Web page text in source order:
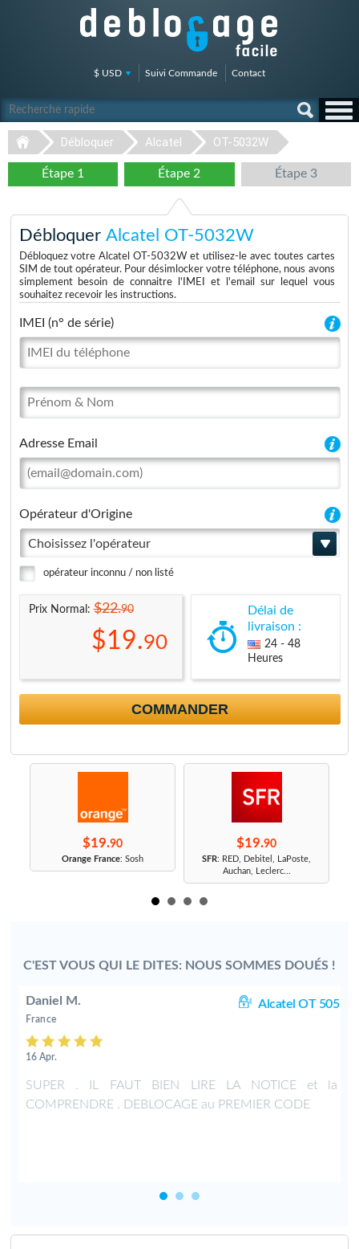
$ USD Suivi Commande Contact
Débloquer Alcatel OT-5032W
Étape 1 Étape 2 Étape 3
Débloquer Alcatel OT-5032W
Débloquez votre Alcatel OT-5032W et utilisez-le avec toutes cartes
SIM de tout opérateur. Pour désimlocker votre téléphone, nous avons
simplement besoin de connaitre l'IMEI et l'email sur lequel vous
souhaitez recevoir les instructions.
IMEI (n° de série)
Adresse Email
Opérateur d'Origine
Choisissez l'opérateur
opérateur inconnu / non listé
Prix Normal:$22.90
$19.90
Délai de
livraison :
24 - 48
Heures
COMMANDER
$19.90
Orange France: Sosh
$19.90
SFR: RED, Debitel, LaPoste,
Auchan, Leclerc...
C'EST VOUS QUI LE DITES: NOUS SOMMES DOUÉS !
Daniel M. Alcatel OT 505
France
16 Apr.
SUPER . IL FAUT BIEN LIRE LA NOTICE et la
COMPRENDRE . DEBLOCAGE au PREMIER CODE